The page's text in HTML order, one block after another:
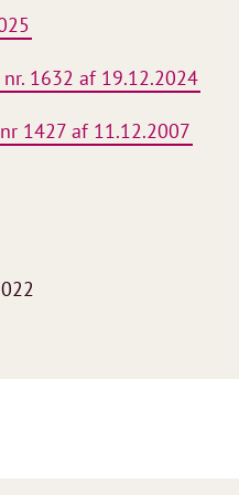
1632 af 19.12.2024
1427 af 11.12.2007